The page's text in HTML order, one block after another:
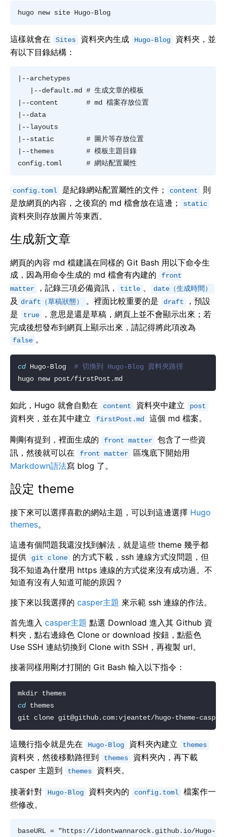
這樣就會在 Sites 資料夾內生成 Hugo-Blog
資料夾，並
有以下目錄結構：
|--archetypes
   |--default.md # 生成文章的模板
|--content       # md 檔案存放位置
|--data
|--layouts
|--static        # 圖片等存放位置
|--themes        # 模板主題目錄
config.toml 是紀錄網站配置屬性的文件； content
則
是放網頁的內容，之後寫的 md 檔會放在這邊；
static
資料夾則存放圖片等東西。
生成新文章
網頁的內容 md 檔建議在同樣的 Git Bash 用以下命令生
成，因為用命令生成的 md 檔會有內建的
front
matter
，記錄三項必備資訊， title 、 date（生成時間）
及 draft（草稿狀態） 。裡面比較重要的是 draft
，預設
是
true
，意思是還是草稿，網頁上並不會顯示出來；若
完成後想發布到網頁上顯示出來，請記得將此項改為
false 。
cd Hugo-Blog # 切換到 Hugo-Blog 資料夾路徑
如此，Hugo 就會自動在 content 資料夾中建立 post
資料夾，並在其中建立 firstPost.md 這個 md 檔案。
剛剛有提到，裡面生成的 front matter
包含了一些資
訊，然後就可以在
front matter
區塊底下開始用
Markdown語法寫 blog 了。
設定 theme
接下來可以選擇喜歡的網站主題，可以到這邊選擇 Hugo
themes。
這邊有個問題我還沒找到解法，就是這些 theme 幾乎都
提供
git clone
的方式下載，ssh 連線方式沒問題，但
我不知道為什麼用 https 連線的方式從來沒有成功過。不
知道有沒有人知道可能的原因？
接下來以我選擇的 casper主題 來示範 ssh 連線的作法。
首先進入 casper主題 點選 Download 進入其 Github 資
料夾，點右邊綠色 Clone or download 按鈕，點藍色
Use SSH 連結切換到 Clone with SSH，再複製 url。
接著同樣用剛才打開的 Git Bash 輸入以下指令：
cd
git clone git@github.com
這幾行指令就是先在 Hugo-Blog 資料夾內建立 themes
資料夾，然後移動路徑到 themes
資料夾內，再下載
casper 主題到
themes 資料夾。
接著針對 Hugo-Blog 資料夾內的 config.toml
檔案作一
些修改。
baseURL = "https://idontwannarock.github.io/Hugo-